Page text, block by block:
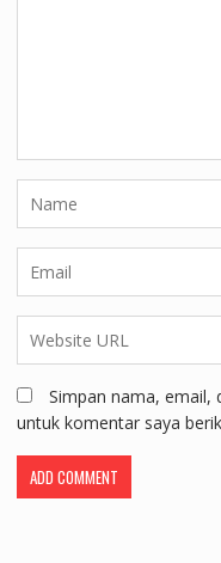
Simpan nama, email,
untuk komentar saya